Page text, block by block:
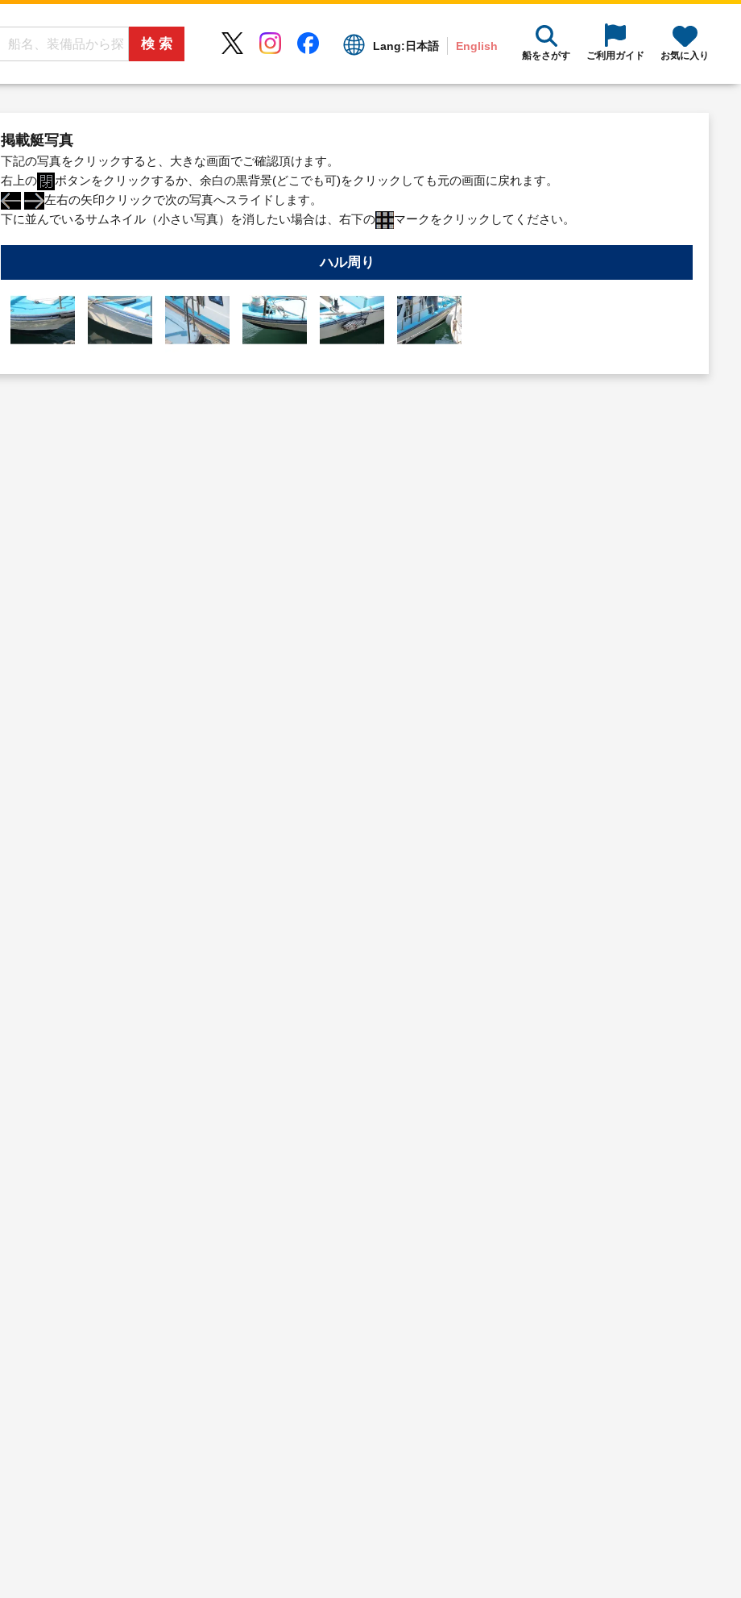
Lang: 日本語 English
船をさがす ご利用ガイド お気に入り
掲載艇写真
下記の写真をクリックすると、大きな画面でご確認頂けます。
右上の
ボタンをクリックするか、余白の黒背景(どこでも可)をクリックしても元の画面に戻れます。
左右の矢印クリックで次の写真へスライドします。
下に並んでいるサムネイル（小さい写真）を消したい場合は、右下の
マークをクリックしてください。
ハル周り